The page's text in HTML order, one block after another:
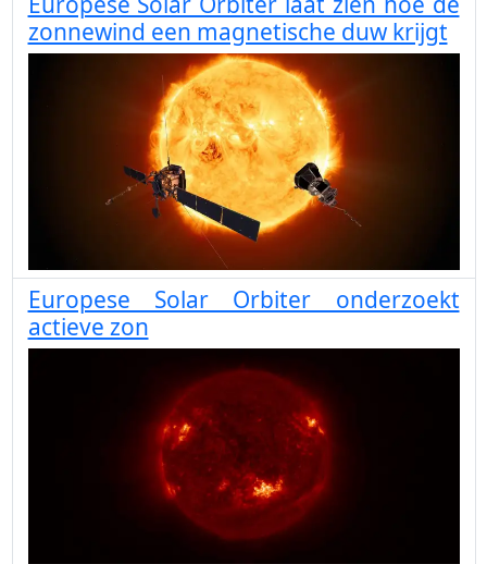
zonnewind een magnetische duw krijgt
Europese Solar Orbiter onderzoekt
actieve zon